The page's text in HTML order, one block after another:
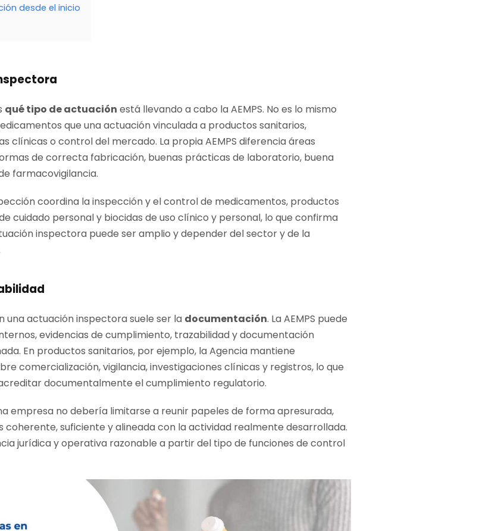
desde el inicio
qué tipo de actuación está llevando a cabo la AEMPS. No es lo mismo
que una actuación vinculada a productos sanitarios,
clínicas o control del mercado. La propia AEMPS diferencia áreas
de correcta fabricación, buenas prácticas de laboratorio, buena
farmacovigilancia.
coordina la inspección y el control de medicamentos, productos
cuidado personal y biocidas de uso clínico y personal, lo que confirma
inspectora puede ser amplio y depender del sector y de la
una actuación inspectora suele ser la documentación. La AEMPS puede
evidencias de cumplimiento, trazabilidad y documentación
En productos sanitarios, por ejemplo, la Agencia mantiene
comercialización, vigilancia, investigaciones clínicas y registros, lo que
documentalmente el cumplimiento regulatorio.
empresa no debería limitarse a reunir papeles de forma apresurada,
coherente, suficiente y alineada con la actividad realmente desarrollada.
jurídica y operativa razonable a partir del tipo de funciones de control